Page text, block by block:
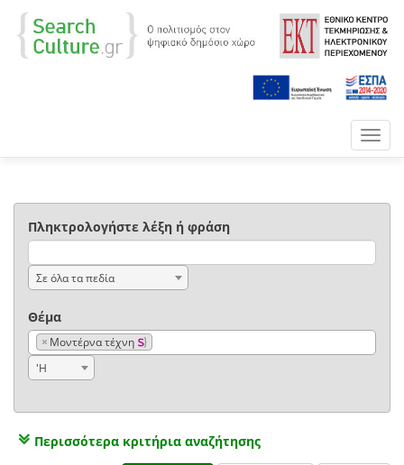
Πληκτρολογήστε λέξη ή φράση
Σε όλα τα πεδία
Θέμα
× Μοντέρνα τέχνη
'Η
Περισσότερα κριτήρια αναζήτησης